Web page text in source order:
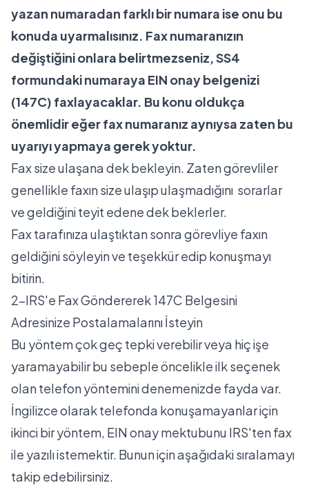
yazan numaradan farklı bir numara ise onu bu
konuda uyarmalısınız. Fax numaranızın
değiştiğini onlara belirtmezseniz, SS4
formundaki numaraya EIN onay belgenizi
(147C) faxlayacaklar. Bu konu oldukça
önemlidir eğer fax numaranız aynıysa zaten bu
uyarıyı yapmaya gerek yoktur.
Fax size ulaşana dek bekleyin. Zaten görevliler
genellikle faxın size ulaşıp ulaşmadığını sorarlar
ve geldiğini teyit edene dek beklerler.
Fax tarafınıza ulaştıktan sonra görevliye faxın
geldiğini söyleyin ve teşekkür edip konuşmayı
bitirin.
2-IRS'e Fax Göndererek 147C Belgesini
Adresinize Postalamalarını İsteyin
Bu yöntem çok geç tepki verebilir veya hiç işe
yaramayabilir bu sebeple öncelikle ilk seçenek
olan telefon yöntemini denemenizde fayda var.
İngilizce olarak telefonda konuşamayanlar için
ikinci bir yöntem, EIN onay mektubunu IRS'ten fax
ile yazılı istemektir. Bunun için aşağıdaki sıralamayı
takip edebilirsiniz.